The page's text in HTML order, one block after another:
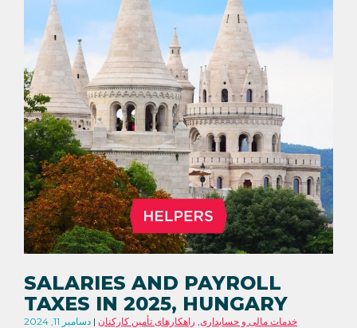
SALARIES AND PAYROLL
TAXES IN 2025, HUNGARY
دسامبر 11, 2024 خدمات مالی و حسابداری, راهکارهای تأمین کارکنان